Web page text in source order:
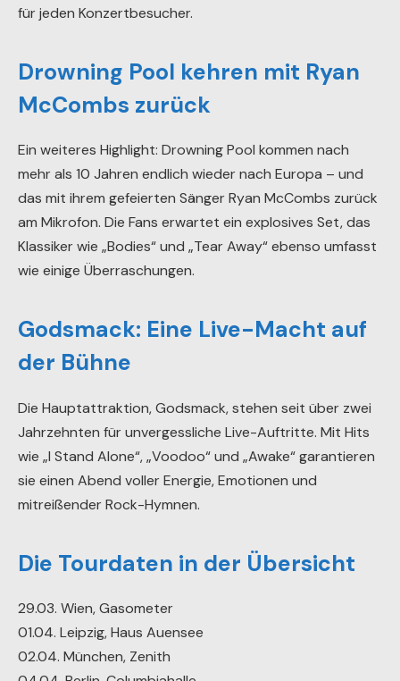
für jeden Konzertbesucher.
Drowning Pool kehren mit Ryan
McCombs zurück
Ein weiteres Highlight: Drowning Pool kommen nach
mehr als 10 Jahren endlich wieder nach Europa – und
das mit ihrem gefeierten Sänger Ryan McCombs zurück
am Mikrofon. Die Fans erwartet ein explosives Set, das
Klassiker wie „Bodies“ und „Tear Away“ ebenso umfasst
wie einige Überraschungen.
Godsmack: Eine Live-Macht auf
der Bühne
Die Hauptattraktion, Godsmack, stehen seit über zwei
Jahrzehnten für unvergessliche Live-Auftritte. Mit Hits
wie „I Stand Alone“, „Voodoo“ und „Awake“ garantieren
sie einen Abend voller Energie, Emotionen und
mitreißender Rock-Hymnen.
Die Tourdaten in der Übersicht
29.03. Wien, Gasometer
01.04. Leipzig, Haus Auensee
02.04. München, Zenith